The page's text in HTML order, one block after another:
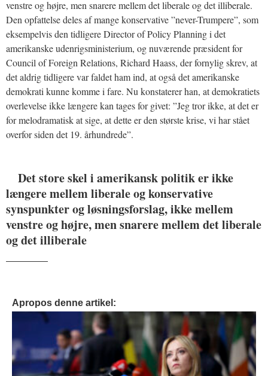
venstre og højre, men snarere mellem det liberale og det illiberale.
Den opfattelse deles af mange konservative ”never-Trumpere”, som
eksempelvis den tidligere Director of Policy Planning i det
amerikanske udenrigsministerium, og nuværende præsident for
Council of Foreign Relations, Richard Haass, der fornylig skrev, at
det aldrig tidligere var faldet ham ind, at også det amerikanske
demokrati kunne komme i fare. Nu konstaterer han, at demokratiets
overlevelse ikke længere kan tages for givet: ”Jeg tror ikke, at det er
for melodramatisk at sige, at dette er den største krise, vi har stået
overfor siden det 19. århundrede”.
Det store skel i amerikansk politik er ikke
længere mellem liberale og konservative
synspunkter og løsningsforslag, ikke mellem
venstre og højre, men snarere mellem det liberale
og det illiberale
Apropos denne artikel: